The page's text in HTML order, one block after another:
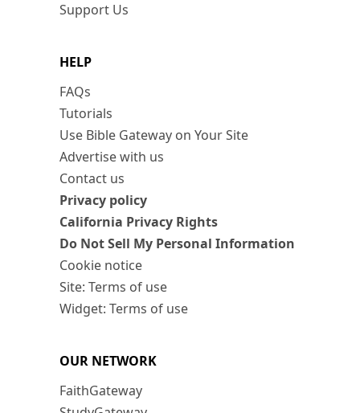
Support Us
HELP
FAQs
Tutorials
Use Bible Gateway on Your Site
Advertise with us
Contact us
Privacy policy
California Privacy Rights
Do Not Sell My Personal Information
Cookie notice
Site: Terms of use
Widget: Terms of use
OUR NETWORK
FaithGateway